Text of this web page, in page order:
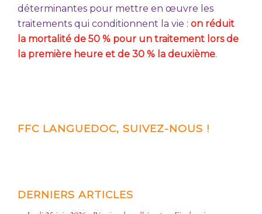
déterminantes pour mettre en œuvre les
traitements qui conditionnent la vie : on réduit
la mortalité de 50 % pour un traitement lors de
la première heure et de 30 % la deuxième.
FFC LANGUEDOC, SUIVEZ-NOUS !
DERNIERS ARTICLES